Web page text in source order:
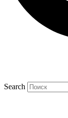
Search